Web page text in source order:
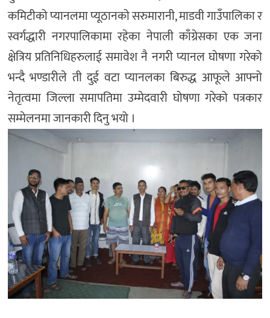
कमिटीको प्यानलमा प्यूठानको सरुमारानी, माडवी गाउँपालिका र
स्वर्गद्धारी नगरपालिकामा रहेका नेपाली काँग्रेसका एक जना
क्षेत्रिय प्रतिनिधिहरुलाई समावेश नै नगरी प्यानल घोषणा गरेको
भन्दै भण्डारीले ती दुई वटा प्यानलका बिरुद्ध आफूले आफ्नो
नेतृत्वमा जिल्ला समापतिमा उम्मेदवारी घोषणा गरेको पत्रकार
सम्मेलनमा जानकारी दिनु भयो ।